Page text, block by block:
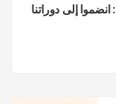
العودة إلى المدرسة مع ONLYOFFICE: انضموا إلى دوراتنا